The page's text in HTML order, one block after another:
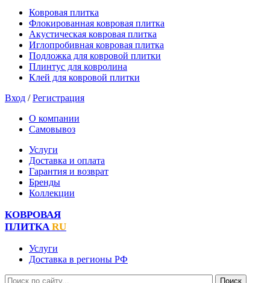
Ковровая плитка
Флокированная ковровая плитка
Акустическая ковровая плитка
Иглопробивная ковровая плитка
Подложка для ковровой плитки
Плинтус для ковролина
Клей для ковровой плитки
Вход /Регистрация
О компании
Самовывоз
Услуги
Доставка и оплата
Гарантия и возврат
Бренды
Коллекции
КОВРОВАЯ
ПЛИТКА RU
Услуги
Доставка в регионы РФ